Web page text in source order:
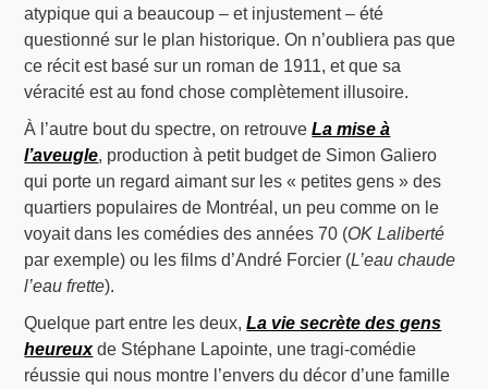
atypique qui a beaucoup – et injustement – été
questionné sur le plan historique. On n’oubliera pas que
ce récit est basé sur un roman de 1911, et que sa
véracité est au fond chose complètement illusoire.
À l’autre bout du spectre, on retrouveLa mise à
l’aveugle, production à petit budget de Simon Galiero
qui porte un regard aimant sur les « petites gens » des
quartiers populaires de Montréal, un peu comme on le
voyait dans les comédies des années 70 (OK Laliberté
par exemple) ou les films d’André Forcier (L’eau chaude
l’eau frette).
Quelque part entre les deux,La vie secrète des gens
heureuxde Stéphane Lapointe, une tragi-comédie
réussie qui nous montre l’envers du décor d’une famille